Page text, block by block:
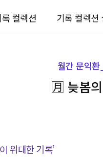
컬렉션 기록 컬렉션
월간 문익
🈷️ 늦봄
위대한 기록’